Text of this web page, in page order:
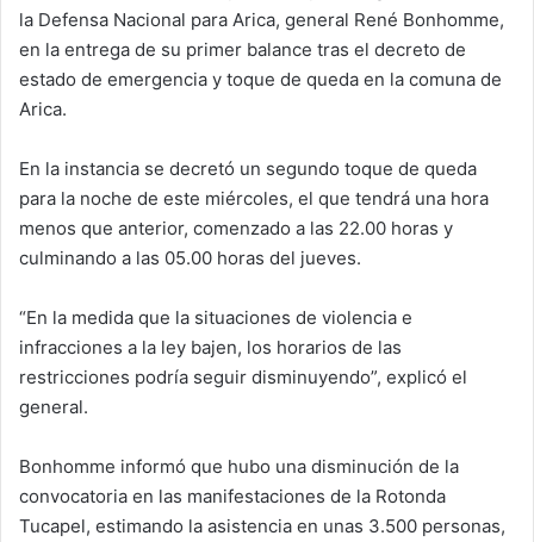
n
e
m
la Defensa Nacional para Arica, general René Bonhomme,
en la entrega de su primer balance tras el decreto de
estado de emergencia y toque de queda en la comuna de
Arica.
En la instancia se decretó un segundo toque de queda
para la noche de este miércoles, el que tendrá una hora
menos que anterior, comenzado a las 22.00 horas y
culminando a las 05.00 horas del jueves.
“En la medida que la situaciones de violencia e
infracciones a la ley bajen, los horarios de las
restricciones podría seguir disminuyendo”, explicó el
general.
Bonhomme informó que hubo una disminución de la
convocatoria en las manifestaciones de la Rotonda
Tucapel, estimando la asistencia en unas 3.500 personas,